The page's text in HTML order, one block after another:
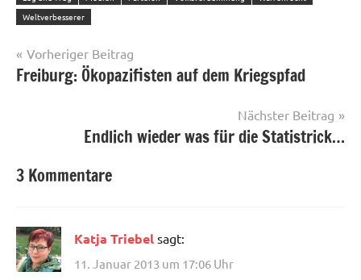
Weltverbesserer
Beitragsnavigation
Vorheriger Beitrag
Freiburg: Ökopazifisten auf dem Kriegspfad
Nächster Beitrag
Endlich wieder was für die Statistrick…
3 Kommentare
Katja Triebel sagt:
11. Januar 2013 um 17:06 Uhr